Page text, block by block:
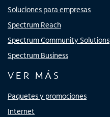
Soluciones para empresas
Spectrum Reach
Spectrum Community Solutions
Spectrum Business
VER MÁS
Paquetes y promociones
Internet